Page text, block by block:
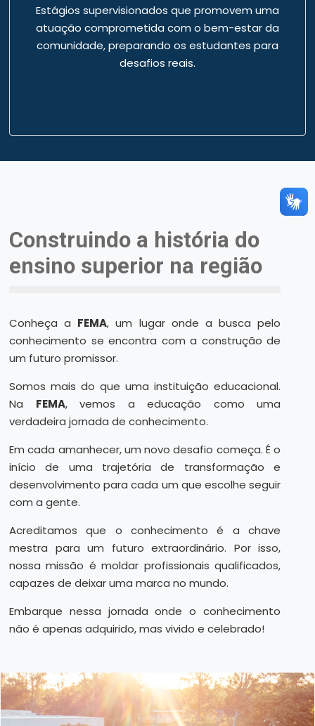
Estágios supervisionados que promovem uma
atuação comprometida com o bem-estar da
comunidade, preparando os estudantes para
desafios reais.
Construindo a história do
ensino superior na região
Conheça a FEMA, um lugar onde a busca pelo
conhecimento se encontra com a construção de
um futuro promissor.
Somos mais do que uma instituição educacional.
Na FEMA, vemos a educação como uma
verdadeira jornada de conhecimento.
Em cada amanhecer, um novo desafio começa. É o
início de uma trajetória de transformação e
desenvolvimento para cada um que escolhe seguir
com a gente.
Acreditamos que o conhecimento é a chave
mestra para um futuro extraordinário. Por isso,
nossa missão é moldar profissionais qualificados,
capazes de deixar uma marca no mundo.
Embarque nessa jornada onde o conhecimento
não é apenas adquirido, mas vivido e celebrado!